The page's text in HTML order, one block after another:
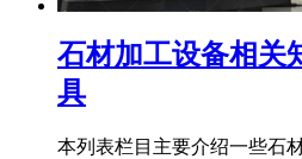
石材加工设备相关
具
本列表栏目主要介绍一些石